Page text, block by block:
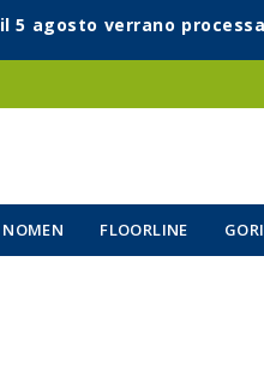
5 agosto verrano
NOMEN FLOORLINE